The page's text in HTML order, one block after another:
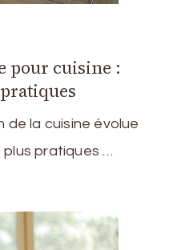
pour cuisine :
de la cuisine évolue
pratiques …